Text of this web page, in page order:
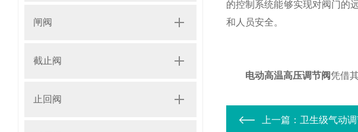
闸阀
截止阀
止回阀
的控制系统能够实现对阀门的
和人员安全。
电动高温高压调节阀凭借
上一篇： 卫生级气动